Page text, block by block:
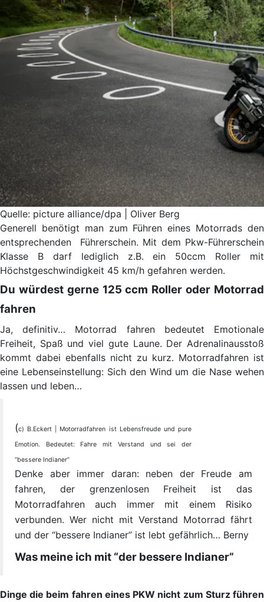
Quelle: picture alliance/dpa | Oliver Berg
Generell benötigt man zum Führen eines Motorrads den
entsprechenden Führerschein. Mit dem Pkw-Führerschein
Klasse B darf lediglich z.B. ein 50ccm Roller mit
Höchstgeschwindigkeit 45 km/h gefahren werden.
Du würdest gerne 125 ccm Roller oder Motorrad
fahren
Ja, definitiv… Motorrad fahren bedeutet Emotionale
Freiheit, Spaß und viel gute Laune. Der Adrenalinausstoß
kommt dabei ebenfalls nicht zu kurz. Motorradfahren ist
eine Lebenseinstellung: Sich den Wind um die Nase wehen
lassen und leben…
(c) B.Eckert | Motorradfahren ist Lebensfreude und pure
Emotion. Bedeutet: Fahre mit Verstand und sei der
“bessere Indianer”
Denke aber immer daran: neben der Freude am
fahren, der grenzenlosen Freiheit ist das
Motorradfahren auch immer mit einem Risiko
verbunden. Wer nicht mit Verstand Motorrad fährt
und der “bessere Indianer” ist lebt gefährlich… Berny
Was meine ich mit “der bessere Indianer”
Dinge die beim fahren eines PKW nicht zum Sturz führen